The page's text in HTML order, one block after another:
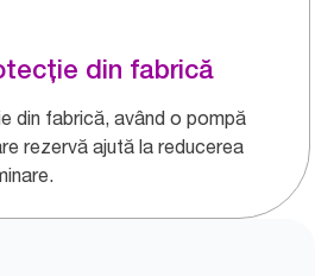
din fabrică
din fabrică, având o pompă
rezervă ajută la reducerea